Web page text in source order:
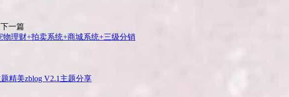
下一篇
理财+拍卖系统+商城系统+三级分销